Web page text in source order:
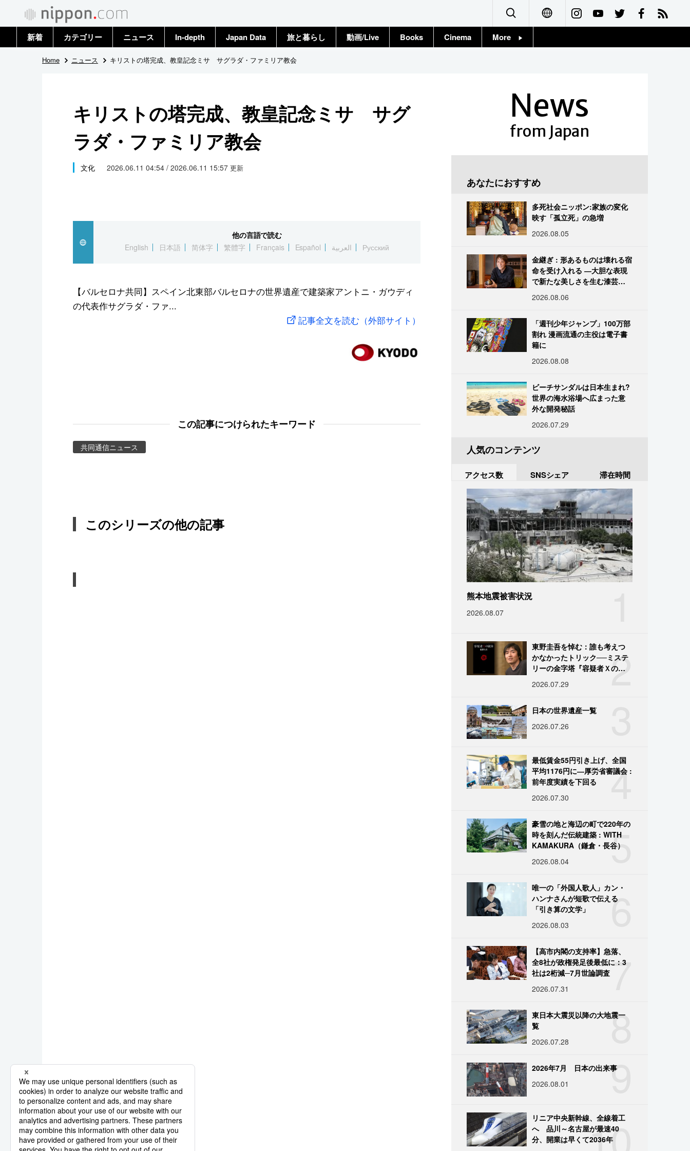
Français
新着 カテゴリー
政治・外交
国際
社会
文化
スポーツ・東京2020
ニュース
トップ
In-depth Japan Data 旅と暮らし 動画/Live Books Cinema More
Home ニュース キリストの塔完成、教皇記念ミサ サグラダ・ファミリア教会
キリストの塔完成、教皇記念ミサ サグ
ラダ・ファミリア教会
文化 2026.06.11 04:54 / 2026.06.11 15:57 更新
他の言語で読む
English
日本語 简体字 繁體字 Français Español العربية Русский
【バルセロナ共同】スペイン北東部バルセロナの世界遺産で建築家アントニ・ガウディ
の代表作サグラダ・ファ...
記事全文を読む（外部サイト）
この記事につけられたキーワード
共同通信ニュース
このシリーズの他の記事
News
from Japan
あなたにおすすめ
多死社会ニッポン:家族の変化
映す「孤立死」の急増
2026.08.05
金継ぎ : 形あるものは壊れる宿
命を受け入れる ―大胆な表現
で新たな美しさを生む漆芸修
2026.08.06
「週刊少年ジャンプ」100万部
割れ 漫画流通の主役は電子書
籍に
2026.08.08
ビーチサンダルは日本生まれ?
世界の海水浴場へ広まった意
外な開発秘話
2026.07.29
人気のコンテンツ
アクセス数 SNSシェア 滞在時間
熊本地震被害状況
2026.08.07
2
東野圭吾を悼む：誰も考えつ
かなかったトリック──ミステ
リーの金字塔『容疑者Ｘの献
2026.07.29
日本の世界遺産一覧
2026.07.26
4
最低賃金55円引き上げ、全国
平均1176円に―厚労省審議会 :
前年度実績を下回る
2026.07.30
5
豪雪の地と海辺の町で220年の
時を刻んだ伝統建築 : WITH
KAMAKURA（鎌倉・長谷）
2026.08.04
6
唯一の「外国人歌人」カン・
ハンナさんが短歌で伝える
「引き算の文学」
2026.08.03
7
【高市内閣の支持率】急落、
全8社が政権発足後最低に：3
社は2桁減─7月世論調査
2026.07.31
8
東日本大震災以降の大地震一
覧
2026.07.28
9
2026年7月 日本の出来事
2026.08.01
10
リニア中央新幹線、全線着工
へ 品川～名古屋が最速40
分、開業は早くて2036年